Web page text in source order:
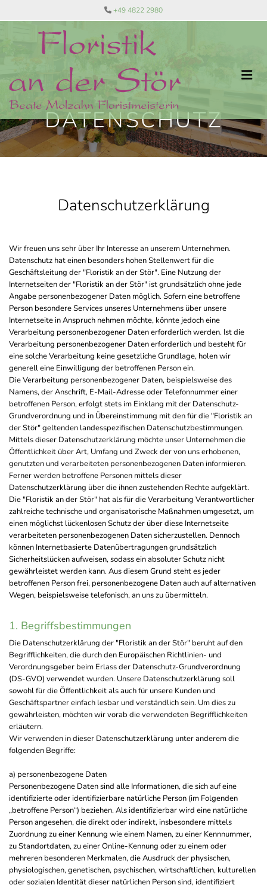
 +49 4822 2980
DATENSCHUTZ
Datenschutzerklärung
Wir freuen uns sehr über Ihr Interesse an unserem Unternehmen.
Datenschutz hat einen besonders hohen Stellenwert für die
Geschäftsleitung der "Floristik an der Stör". Eine Nutzung der
Internetseiten der "Floristik an der Stör" ist grundsätzlich ohne jede
Angabe personenbezogener Daten möglich. Sofern eine betroffene
Person besondere Services unseres Unternehmens über unsere
Internetseite in Anspruch nehmen möchte, könnte jedoch eine
Verarbeitung personenbezogener Daten erforderlich werden. Ist die
Verarbeitung personenbezogener Daten erforderlich und besteht für
eine solche Verarbeitung keine gesetzliche Grundlage, holen wir
generell eine Einwilligung der betroffenen Person ein.
Die Verarbeitung personenbezogener Daten, beispielsweise des
Namens, der Anschrift, E-Mail-Adresse oder Telefonnummer einer
betroffenen Person, erfolgt stets im Einklang mit der Datenschutz-
Grundverordnung und in Übereinstimmung mit den für die "Floristik an
der Stör" geltenden landesspezifischen Datenschutzbestimmungen.
Mittels dieser Datenschutzerklärung möchte unser Unternehmen die
Öffentlichkeit über Art, Umfang und Zweck der von uns erhobenen,
genutzten und verarbeiteten personenbezogenen Daten informieren.
Ferner werden betroffene Personen mittels dieser
Datenschutzerklärung über die ihnen zustehenden Rechte aufgeklärt.
Die "Floristik an der Stör" hat als für die Verarbeitung Verantwortlicher
zahlreiche technische und organisatorische Maßnahmen umgesetzt, um
einen möglichst lückenlosen Schutz der über diese Internetseite
verarbeiteten personenbezogenen Daten sicherzustellen. Dennoch
können Internetbasierte Datenübertragungen grundsätzlich
Sicherheitslücken aufweisen, sodass ein absoluter Schutz nicht
gewährleistet werden kann. Aus diesem Grund steht es jeder
betroffenen Person frei, personenbezogene Daten auch auf alternativen
Wegen, beispielsweise telefonisch, an uns zu übermitteln.
1. Begriffsbestimmungen
Die Datenschutzerklärung der "Floristik an der Stör" beruht auf den
Begrifflichkeiten, die durch den Europäischen Richtlinien- und
Verordnungsgeber beim Erlass der Datenschutz-Grundverordnung
(DS-GVO) verwendet wurden. Unsere Datenschutzerklärung soll
sowohl für die Öffentlichkeit als auch für unsere Kunden und
Geschäftspartner einfach lesbar und verständlich sein. Um dies zu
gewährleisten, möchten wir vorab die verwendeten Begrifflichkeiten
erläutern.
Wir verwenden in dieser Datenschutzerklärung unter anderem die
folgenden Begriffe:
a) personenbezogene Daten
Personenbezogene Daten sind alle Informationen, die sich auf eine
identifizierte oder identifizierbare natürliche Person (im Folgenden
„betroffene Person“) beziehen. Als identifizierbar wird eine natürliche
Person angesehen, die direkt oder indirekt, insbesondere mittels
Zuordnung zu einer Kennung wie einem Namen, zu einer Kennnummer,
zu Standortdaten, zu einer Online-Kennung oder zu einem oder
mehreren besonderen Merkmalen, die Ausdruck der physischen,
physiologischen, genetischen, psychischen, wirtschaftlichen, kulturellen
oder sozialen Identität dieser natürlichen Person sind, identifiziert